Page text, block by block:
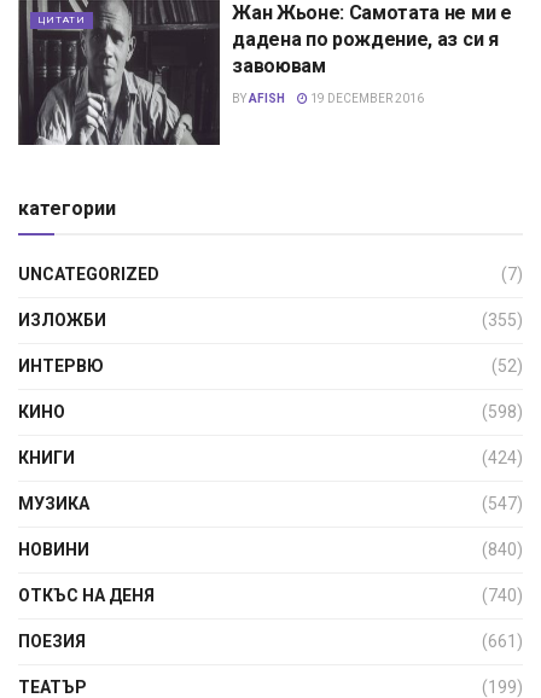
ЦИТАТИ
Жан Жьоне: Самотата не ми е
дадена по рождение, аз си я
завоювам
BYAFISH 19 DECEMBER 2016
категории
UNCATEGORIZED (7)
ИЗЛОЖБИ (355)
ИНТЕРВЮ (52)
КИНО (598)
КНИГИ (424)
МУЗИКА (547)
НОВИНИ (840)
ОТКЪС НА ДЕНЯ (740)
ПОЕЗИЯ (661)
ТЕАТЪР (199)